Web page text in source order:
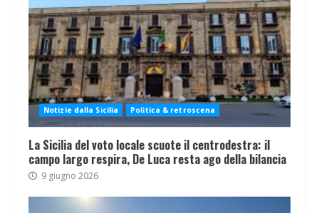
Notizie dalla Sicilia Politica & retroscena
La Sicilia del voto locale scuote il centrodestra: il
campo largo respira, De Luca resta ago della bilancia
9 giugno 2026